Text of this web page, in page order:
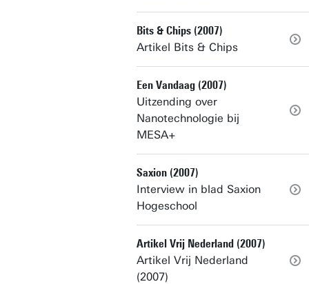
Bits & Chips (2007)
Artikel Bits & Chips
Een Vandaag (2007)
Uitzending over
Nanotechnologie bij
MESA+
Saxion (2007)
Interview in blad Saxion
Hogeschool
Artikel Vrij Nederland (2007)
Artikel Vrij Nederland
(2007)